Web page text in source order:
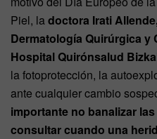
Piel, ladoctora Irati
Dermatología Quirúrgica y
Hospital Quirónsalud
la fotoprotección, la
ante cualquier cambio
importante no banalizar
consultar cuando una